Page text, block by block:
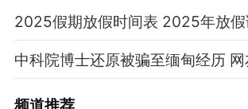
频道推荐